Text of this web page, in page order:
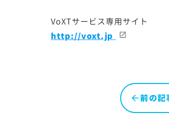
VoXTサービス専用サイト
http://voxt.jp
前の記